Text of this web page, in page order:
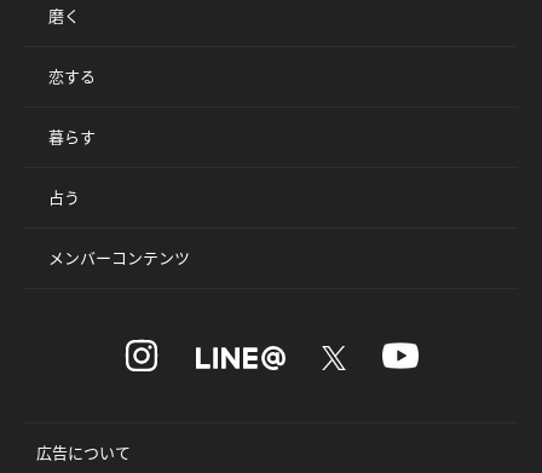
磨く
恋する
暮らす
占う
メンバーコンテンツ
広告について